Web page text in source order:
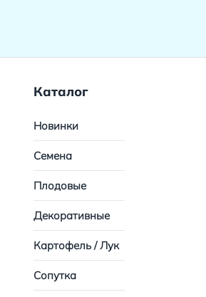
Каталог
Новинки
Семена
Плодовые
Декоративные
Картофель / Лук
Сопутка